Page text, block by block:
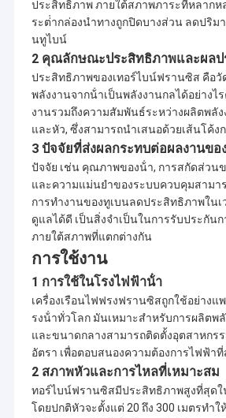
ประสิทธิภาพ ภายใต้สภาพภาระที่หลากห
ระต่ํากล่องนําทางถูกปิดบางส่วน ลดปริม
นทูไบน์
2 คุณลักษณะประสิทธิภาพและผลป
ประสิทธิภาพของเทอร์ไบน์ฟรานซิส คือวั
พลังงานจากน้ําเป็นพลังงานกลได้อย่าง
งานรวมถึงความสัมพันธ์ระหว่างผลิตพลัง
และหัว, ซึ่งสามารถนําเสนอด้วยเส้นโค้ง
3 ปัจจัยที่ส่งผลกระทบต่อผลงานขอ
ปัจจัย เช่น คุณภาพของน้ํา, การสกัดส่วน
และความแม่นยําของระบบควบคุมสามา
การทํางานของทูเบนลดประสิทธิภาพใน
ดูแลได้ดี เป็นสิ่งจําเป็นในการรับประกัน
ภายใต้สภาพที่แตกต่างกัน
การใช้งาน
1 การใช้ในโรงไฟฟ้าน้ํา
เครื่องเรือนไฟฟรงฟรานซิสถูกใช้อย่างแ
รงน้ําทั่วโลก มันเหมาะสําหรับการผลิตพ
และขนาดกลางสามารถติดตั้งอุตสาหกร
อัตรา เพื่อตอบสนองความต้องการไฟฟ้าที่
2 สภาพหัวและการไหลที่เหมาะสม
ทอร์ไบน์ฟรานซิสมีประสิทธิภาพสูงที่สุดใ
โดยปกติหัวจะตั้งแต่ 20 ถึง 300 เมตรทํา
52cm
=
ไก่งวง
Tugra-1
2x2800KW
H-
Pelton
D1 =
82cm
Qr =
n =
Eger
2X960KW
H-ฟ
รานซิส
D1 =
84cm
hr =
Qr =
n =
Tonya
2x1320KW
H-
hr
ไก่งวง
DEREBASI
2x5300KW
H-
Pelton
D1 =
140
hr
Qr =
n =
ไก่งวง
KILINCLI-1
2x970KW
H-ฟ
รานซิส
D1 =
82cm
hr =
Qr =
n =